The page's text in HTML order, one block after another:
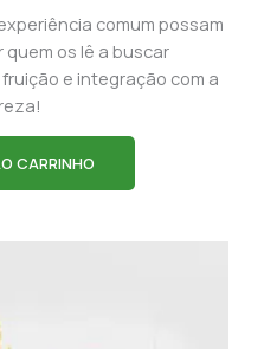
comum possam
os lê a buscar
e integração com a
CARRINHO